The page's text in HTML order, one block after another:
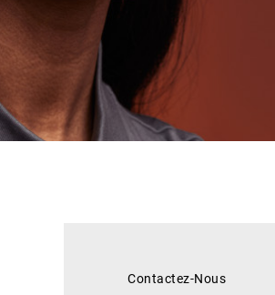
Contactez-Nous